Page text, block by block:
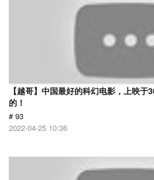
【越哥】中国最好的科幻电影，上映
的！
# 93
2022-04-25 10:36